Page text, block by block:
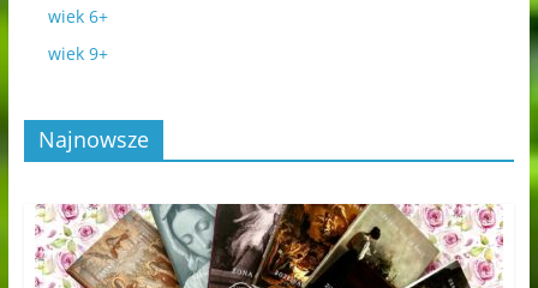
wiek 6+
wiek 9+
Najnowsze